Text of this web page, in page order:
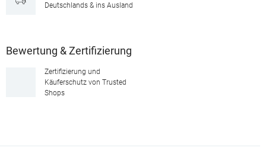
Deutschlands & ins Ausland
Bewertung & Zertifizierung
Zertifizierung und
Käuferschutz von Trusted
Shops